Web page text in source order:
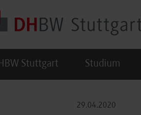
Stuttgart Studium
29.04.2020